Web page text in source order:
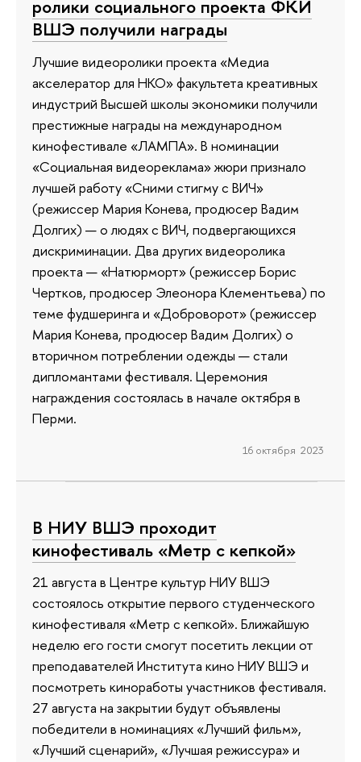
ролики социального проекта ФКИ
ВШЭ получили награды
Лучшие видеоролики проекта «Медиа
акселератор для НКО» факультета креативных
индустрий Высшей школы экономики получили
престижные награды на международном
кинофестивале «ЛАМПА». В номинации
«Социальная видеореклама» жюри признало
лучшей работу «Сними стигму с ВИЧ»
(режиссер Мария Конева, продюсер Вадим
Долгих) — о людях с ВИЧ, подвергающихся
дискриминации. Два других видеоролика
проекта — «Натюрморт» (режиссер Борис
Чертков, продюсер Элеонора Клементьева) по
теме фудшеринга и «Доброворот» (режиссер
Мария Конева, продюсер Вадим Долгих) о
вторичном потреблении одежды — стали
дипломантами фестиваля. Церемония
награждения состоялась в начале октября в
Перми.
16 октября 2023
В НИУ ВШЭ проходит
кинофестиваль «Метр с кепкой»
21 августа в Центре культур НИУ ВШЭ
состоялось открытие первого студенческого
кинофестиваля «Метр с кепкой». Ближайшую
неделю его гости смогут посетить лекции от
преподавателей Института кино НИУ ВШЭ и
посмотреть киноработы участников фестиваля.
27 августа на закрытии будут объявлены
победители в номинациях «Лучший фильм»,
«Лучший сценарий», «Лучшая режиссура» и